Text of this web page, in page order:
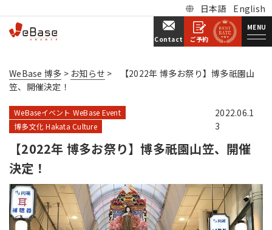
日本語 English
ご予約
Contact
MENU
WeBase 博多 > お知らせ >
【2022年 博多お祭り】博多祇園山
笠、開催決定！
WeBaseイベント WeBase Event
博多文化 Hakata Culture
2022.06.1
3
【2022年 博多お祭り】博多祇園山笠、開催
決定！